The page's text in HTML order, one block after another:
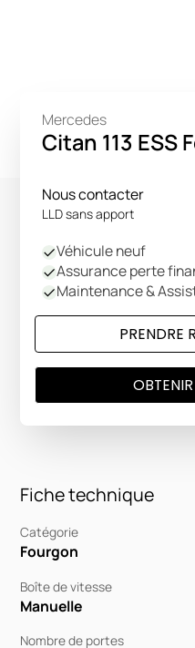
Fiche technique
Catégorie
Fourgon
Boîte de vitesse
Manuelle
Nombre de portes
Mercedes
Citan 113 ESS
Nous contacter
LLD sans apport
Véhicule neuf
Assurance perte
Maintenance &
PRENDRE